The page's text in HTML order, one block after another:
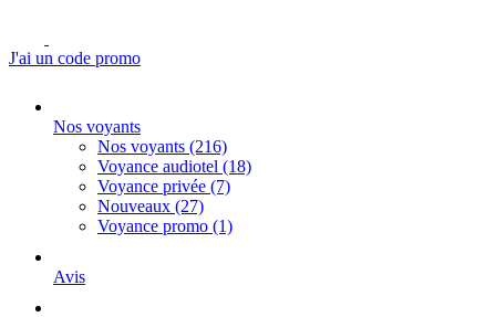
J'ai un code promo
Nos voyants
Nos voyants (216)
Voyance audiotel (18)
Voyance privée (7)
Nouveaux (27)
Voyance promo (1)
Avis